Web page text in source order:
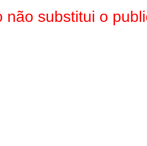
não substitui o